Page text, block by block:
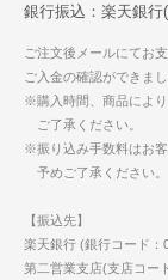
銀行振込：楽天銀行
ご注文後メールにてお
ご入金の確認ができま
※購入時間、商品によ
ご了承ください。
※振り込み手数料はお客
予めご了承ください。
【振込先】
楽天銀行 (銀行コード：
第二営業支店(支店コー